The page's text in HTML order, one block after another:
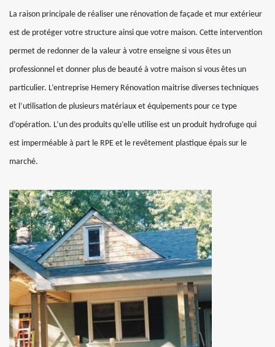
La raison principale de réaliser une rénovation de façade et mur extérieur
est de protéger votre structure ainsi que votre maison. Cette intervention
permet de redonner de la valeur à votre enseigne si vous êtes un
professionnel et donner plus de beauté à votre maison si vous êtes un
particulier. L’entreprise Hemery Rénovation maitrise diverses techniques
et l’utilisation de plusieurs matériaux et équipements pour ce type
d’opération. L’un des produits qu’elle utilise est un produit hydrofuge qui
est imperméable à part le RPE et le revêtement plastique épais sur le
marché.